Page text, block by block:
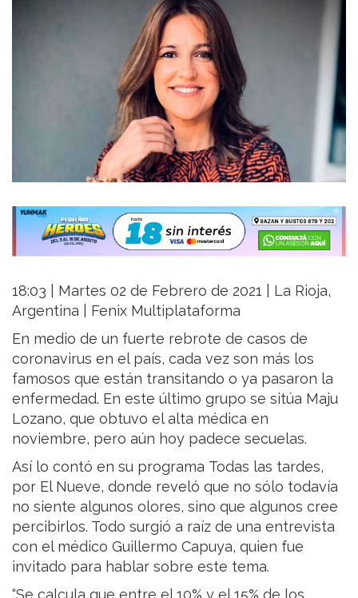
18:03 | Martes 02 de Febrero de 2021 | La Rioja,
Argentina | Fenix Multiplataforma
En medio de un fuerte rebrote de casos de
coronavirus en el país, cada vez son más los
famosos que están transitando o ya pasaron la
enfermedad. En este último grupo se sitúa Maju
Lozano, que obtuvo el alta médica en
noviembre, pero aún hoy padece secuelas.
Así lo contó en su programa Todas las tardes,
por El Nueve, donde reveló que no sólo todavía
no siente algunos olores, sino que algunos cree
percibirlos. Todo surgió a raíz de una entrevista
con el médico Guillermo Capuya, quien fue
invitado para hablar sobre este tema.
“Se calcula que entre el 10% y el 15% de los